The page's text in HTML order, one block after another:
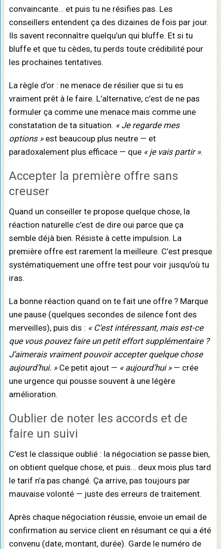
convaincante… et puis tu ne résifies pas. Les
conseillers entendent ça des dizaines de fois par jour.
Ils savent reconnaître quelqu’un qui bluffe. Et si tu
bluffe et que tu cèdes, tu perds toute crédibilité pour
les prochaines tentatives.
La règle d’or : ne menace de résilier que si tu es
vraiment prêt à le faire. L’alternative, c’est de ne pas
formuler ça comme une menace mais comme une
constatation de ta situation. « Je regarde mes
options »est beaucoup plus neutre — et
paradoxalement plus efficace — que « je vais partir ».
Accepter la première offre sans
creuser
Quand un conseiller te propose quelque chose, la
réaction naturelle c’est de dire oui parce que ça
semble déjà bien. Résiste à cette impulsion. La
première offre est rarement la meilleure. C’est presque
systématiquement une offre test pour voir jusqu’où tu
iras.
La bonne réaction quand on te fait une offre ? Marque
une pause (quelques secondes de silence font des
merveilles), puis dis : « C’est intéressant, mais est-ce
que vous pouvez faire un petit effort supplémentaire ?
J’aimerais vraiment pouvoir accepter quelque chose
aujourd’hui. »Ce petit ajout — « aujourd’hui »— crée
une urgence qui pousse souvent à une légère
amélioration.
Oublier de noter les accords et de
faire un suivi
C’est le classique oublié : la négociation se passe bien,
on obtient quelque chose, et puis… deux mois plus tard
le tarif n’a pas changé. Ça arrive, pas toujours par
mauvaise volonté — juste des erreurs de traitement.
Après chaque négociation réussie, envoie un email de
confirmation au service client en résumant ce qui a été
convenu (date, montant, durée). Garde le numéro de